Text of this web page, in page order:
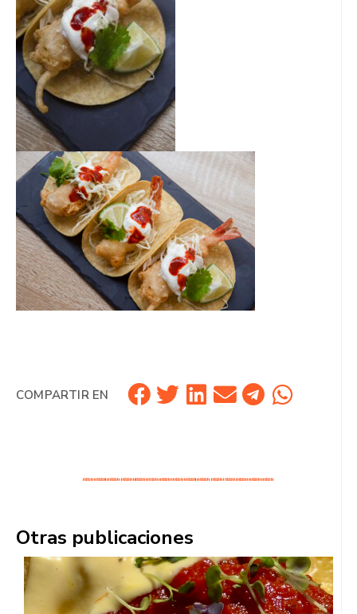
COMPARTIR EN
Otras publicaciones